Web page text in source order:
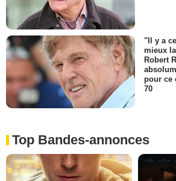
"Il y a
mieux
Robert
pour ce
70
Top Bandes-annonces